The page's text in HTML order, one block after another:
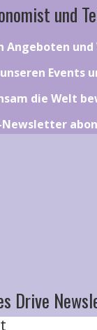
und
Angeboten
unseren
die Welt
Newsletter
Drive